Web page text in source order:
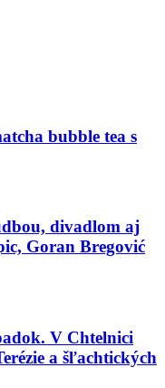
bubble tea s
divadlom aj
Goran Bregović
V Chtelnici
a šľachtických